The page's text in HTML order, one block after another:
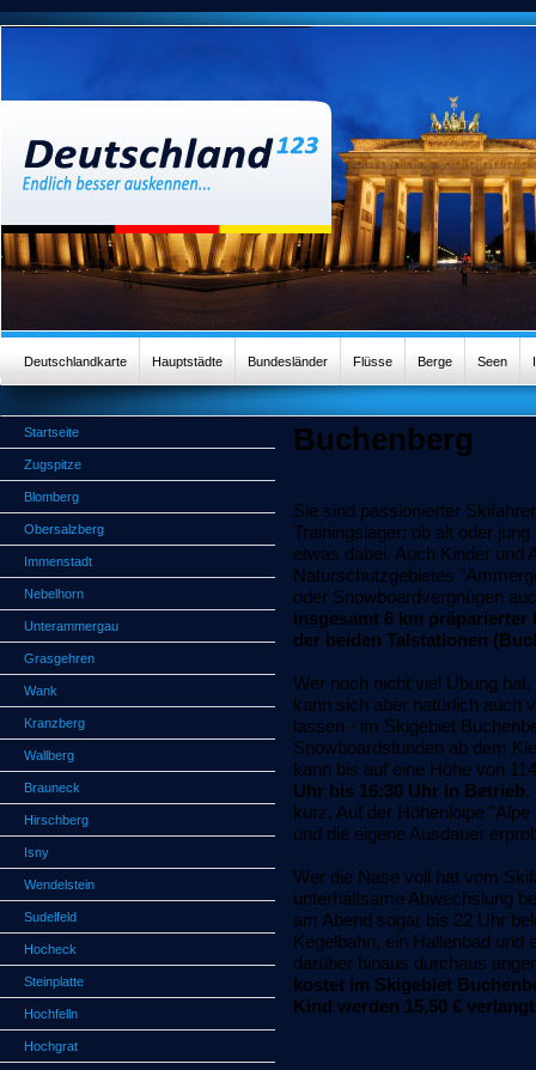
Deutschlandkarte Hauptstädte Bundesländer Flüsse Berge Seen
Startseite
Zugspitze
Blomberg
Obersalzberg
Immenstadt
Nebelhorn
Unterammergau
Grasgehren
Wank
Kranzberg
Wallberg
Brauneck
Hirschberg
Isny
Wendelstein
Sudelfeld
Hocheck
Steinplatte
Hochfelln
Hochgrat
Buchenberg
Sie sind passionierter
Trainingslager; ob alt oder
etwas dabei. Auch Kinder und
Naturschutzgebietes
oder Snowboardvergnügen
insgesamt 6 km präparierter
der beiden Talstationen
Wer noch nicht viel Übung
kann sich aber natürlich auch
lassen - im Skigebiet
Snowboardstunden ab dem
kann bis auf eine Höhe von
Uhr bis 16:30 Uhr in Betrieb.
kurz. Auf der Höhenloipe
und die eigene Ausdauer
Wer die Nase voll hat vom
unterhaltsame Abwechslung
am Abend sogar bis 22 Uhr
Kegelbahn, ein Hallenbad
darüber hinaus durchaus
kostet im Skigebiet
Kind werden 15,50 €